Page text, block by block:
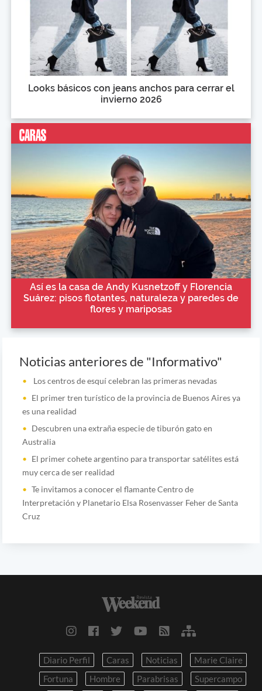
Looks básicos con jeans anchos para cerrar el
invierno 2026
Así es la casa de Andy Kusnetzoff y Florencia
Suárez: pisos flotantes, naturaleza y paredes de
flores y mariposas
Noticias anteriores de "Informativo"
Los centros de esquí celebran las primeras nevadas
El primer tren turístico de la provincia de Buenos Aires ya
es una realidad
Descubren una extraña especie de tiburón gato en
Australia
El primer cohete argentino para transportar satélites está
muy cerca de ser realidad
Te invitamos a conocer el flamante Centro de
Interpretación y Planetario Elsa Rosenvasser Feher de Santa
Cruz
Diario Perfil Caras Noticias
Marie Claire
Fortuna
Hombre Parabrisas Supercampo